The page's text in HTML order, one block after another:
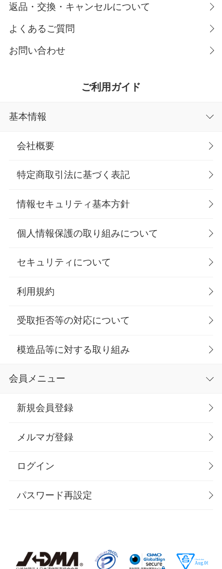
返品・交換・キャンセルについて
よくあるご質問
お問い合わせ
ご利用ガイド
基本情報
会社概要
特定商取引法に基づく表記
情報セキュリティ基本方針
個人情報保護の取り組みについて
セキュリティについて
利用規約
受取拒否等の対応について
模造品等に対する取り組み
会員メニュー
新規会員登録
メルマガ登録
ログイン
パスワード再設定